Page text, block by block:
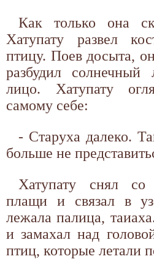
Как только она
Хатупату развел
птицу. Поев досыта,
разбудил
лицо. Хатупату
самому себе:
- Старуха далеко.
больше не
Хатупату снял со
плащи и связал в
лежала палица,
и замахал над
птиц, которые летали